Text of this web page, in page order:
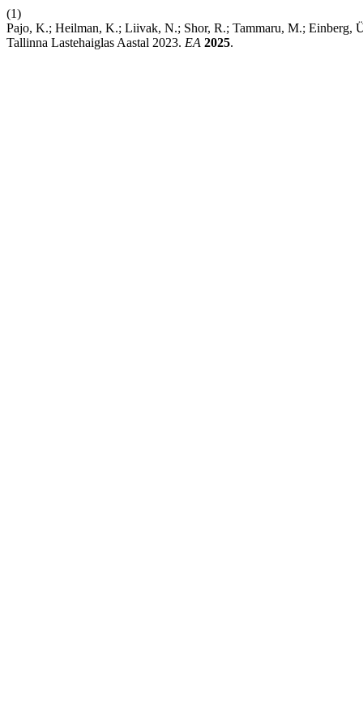
(1)
Pajo, K.; Heilman, K.; Liivak, N.; Shor, R.; Tammaru, M.; Einberg,
Tallinna Lastehaiglas Aastal 2023. EA 2025.